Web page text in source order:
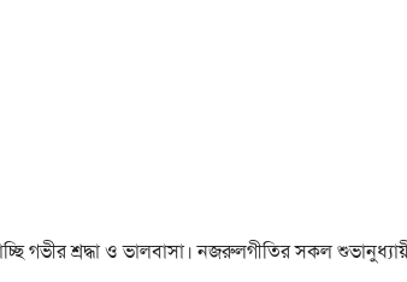
গভীর শ্রদ্ধা ও ভালবাসা। নজরুলগীতির সকল